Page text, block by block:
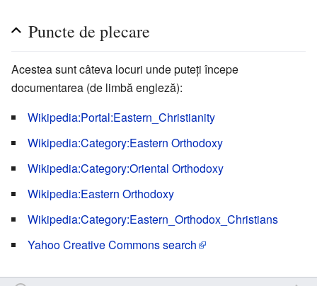
Puncte de plecare
Acestea sunt câteva locuri unde puteți începe
documentarea (de limbă engleză):
Wikipedia:Portal:Eastern_Christianity
Wikipedia:Category:Eastern Orthodoxy
Wikipedia:Category:Oriental Orthodoxy
Wikipedia:Eastern Orthodoxy
Wikipedia:Category:Eastern_Orthodox_Christians
Yahoo Creative Commons search